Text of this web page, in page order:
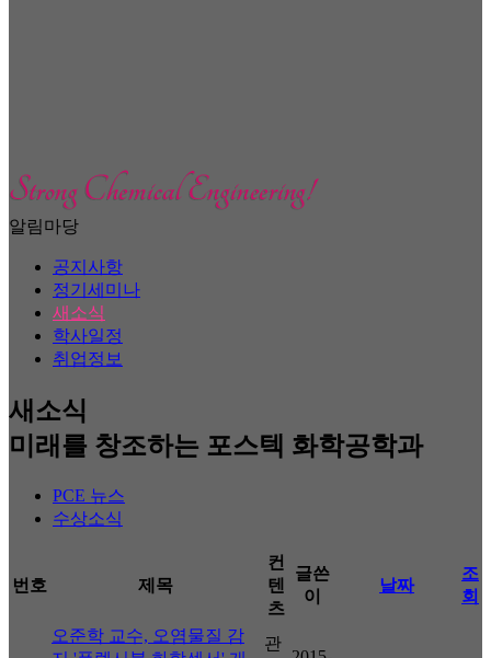
알림마당
공지사항
정기세미나
새소식
학사일정
취업정보
새소식
미래를 창조하는 포스텍 화학공학과
PCE 뉴스
수상소식
번호 제목
컨
텐
츠
글쓴
이
날짜
조
회
오준학 교수, 오염물질 감
관